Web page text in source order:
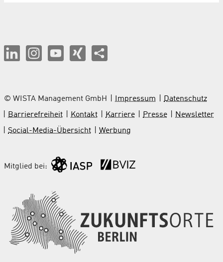
© WISTA Management GmbH Impressum
Datenschutz
Barrierefreiheit
Kontakt Karriere Presse
Newsletter
Social-Media-Übersicht
Werbung
Mitglied bei: